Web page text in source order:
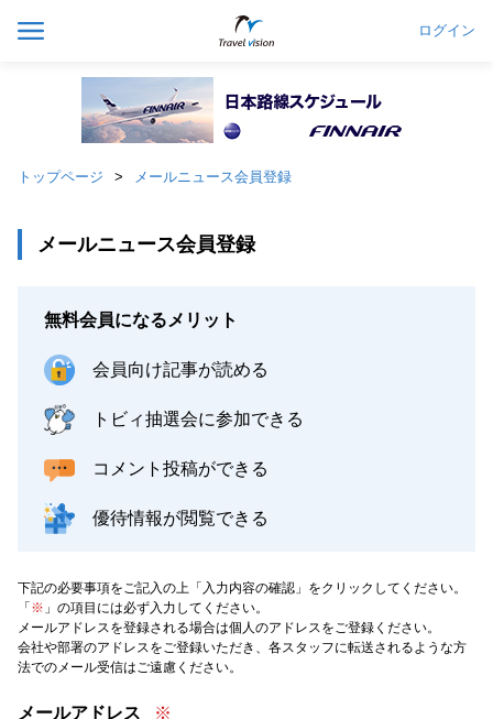
ログイン
トップページ メールニュース会員登録
メールニュース会員登録
無料会員になるメリット
会員向け記事が読める
トビィ抽選会に参加できる
コメント投稿ができる
優待情報が閲覧できる
下記の必要事項をご記入の上「入力内容の確認」をクリックしてください。
「 ※ 」の項目には必ず入力してください。
メールアドレスを登録される場合は個人のアドレスをご登録ください。
会社や部署のアドレスをご登録いただき、各スタッフに転送されるような方
法でのメール受信はご遠慮ください。
メールアドレス